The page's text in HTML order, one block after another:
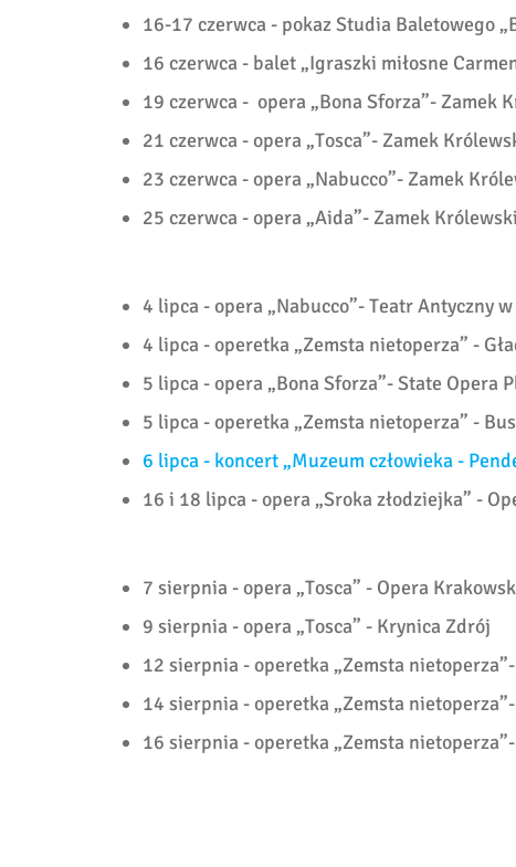
16-17 czerwca - pokaz Studia Baletowego
16 czerwca - balet „Igraszki miłosne
19 czerwca - opera „Bona Sforza”- Zamek
21 czerwca - opera „Tosca”- Zamek
23 czerwca - opera „Nabucco”- Zamek
25 czerwca - opera „Aida”- Zamek
4 lipca - opera „Nabucco”- Teatr Antyczny
4 lipca - operetka „Zemsta nietoperza” -
5 lipca - opera „Bona Sforza”- State Opera
5 lipca - operetka „Zemsta nietoperza” -
6 lipca - koncert „Muzeum człowieka -
16 i 18 lipca - opera „Sroka złodziejka” -
7 sierpnia - opera „Tosca” - Opera
9 sierpnia - opera „Tosca” - Krynica Zdrój
12 sierpnia - operetka „Zemsta
14 sierpnia - operetka „Zemsta
16 sierpnia - operetka „Zemsta